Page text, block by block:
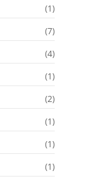
(1)
(7)
(4)
(1)
(2)
(1)
(1)
(1)